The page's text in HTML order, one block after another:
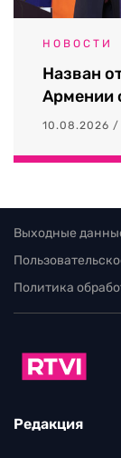
НОВОСТИ
Назван
Армении
10.08.2026 /
Выходные
Политика
Редакция